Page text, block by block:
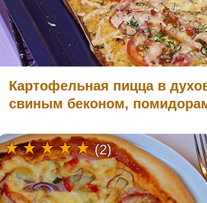
Картофельная пицца в
свиным беконом,
(2)